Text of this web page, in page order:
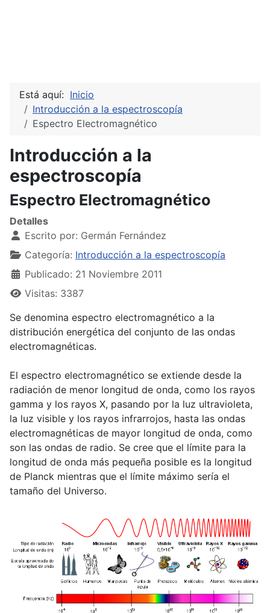
Está aquí: Inicio
Introducción a la espectroscopía
Espectro Electromagnético
Introducción a la
espectroscopía
Espectro Electromagnético
Detalles
Escrito por: Germán Fernández
Categoría: Introducción a la espectroscopía
Publicado: 21 Noviembre 2011
Visitas: 3387
Se denomina espectro electromagnético a la
distribución energética del conjunto de las ondas
electromagnéticas.
El espectro electromagnético se extiende desde la
radiación de menor longitud de onda, como los rayos
gamma y los rayos X, pasando por la luz ultravioleta,
la luz visible y los rayos infrarrojos, hasta las ondas
electromagnéticas de mayor longitud de onda, como
son las ondas de radio. Se cree que el límite para la
longitud de onda más pequeña posible es la longitud
de Planck mientras que el límite máximo sería el
tamaño del Universo.